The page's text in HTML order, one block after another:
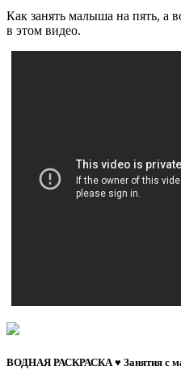
Как занять малыша на пять, а
в этом видео.
ВОДНАЯ РАСКРАСКА ♥ Занятия с